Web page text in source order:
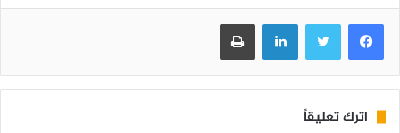
فيسبوك تويتر لينكدإن طباعة
اترك تعليقاً